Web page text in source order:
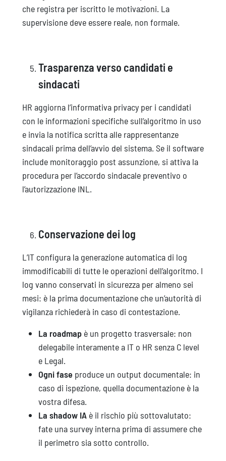
che registra per iscritto le motivazioni. La
supervisione deve essere reale, non formale.
Trasparenza verso candidati e
sindacati
HR aggiorna l’informativa privacy per i candidati
con le informazioni specifiche sull’algoritmo in uso
e invia la notifica scritta alle rappresentanze
sindacali prima dell’avvio del sistema. Se il software
include monitoraggio post assunzione, si attiva la
procedura per l’accordo sindacale preventivo o
l’autorizzazione INL.
Conservazione dei log
L’IT configura la generazione automatica di log
immodificabili di tutte le operazioni dell’algoritmo. I
log vanno conservati in sicurezza per almeno sei
mesi: è la prima documentazione che un’autorità di
vigilanza richiederà in caso di contestazione.
La roadmap è un progetto trasversale: non
delegabile interamente a IT o HR senza C level
e Legal.
Ogni fase produce un output documentale: in
caso di ispezione, quella documentazione è la
vostra difesa.
La shadow IA è il rischio più sottovalutato:
fate una survey interna prima di assumere che
il perimetro sia sotto controllo.